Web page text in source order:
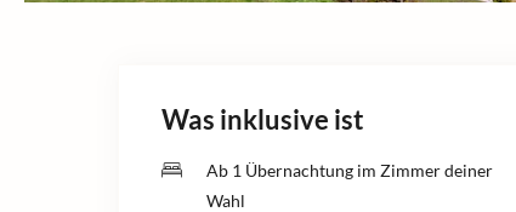
Was inklusive ist
Ab 1 Übernachtung im Zimmer deiner
Wahl